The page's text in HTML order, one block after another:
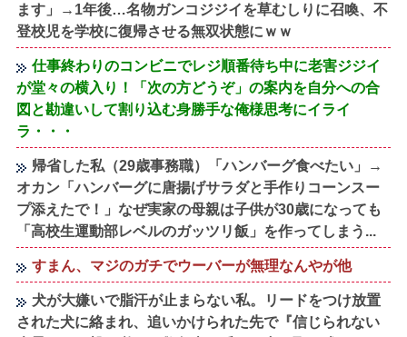
ます」→1年後…名物ガンコジジイを草むしりに召喚、不
登校児を学校に復帰させる無双状態にｗｗ
仕事終わりのコンビニでレジ順番待ち中に老害ジジイ
が堂々の横入り！「次の方どうぞ」の案内を自分への合
図と勘違いして割り込む身勝手な俺様思考にイライ
ラ・・・
帰省した私（29歳事務職）「ハンバーグ食べたい」→
オカン「ハンバーグに唐揚げサラダと手作りコーンスー
プ添えたで！」なぜ実家の母親は子供が30歳になっても
「高校生運動部レベルのガッツリ飯」を作ってしまう...
すまん、マジのガチでウーバーが無理なんやが他
犬が大嫌いで脂汗が止まらない私。リードをつけ放置
された犬に絡まれ、追いかけられた先で『信じられない